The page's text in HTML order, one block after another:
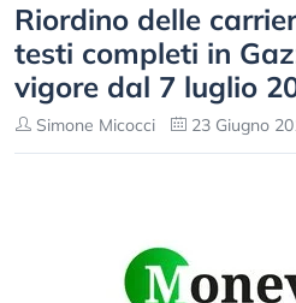
Riordino delle
testi completi in
vigore dal 7 luglio
Simone Micocci 23 Giugno